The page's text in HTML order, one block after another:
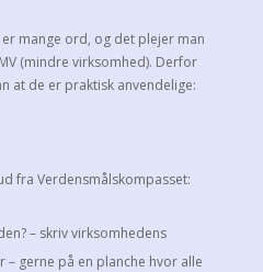
mange ord, og det plejer man
(mindre virksomhed). Derfor
at de er praktisk anvendelige:
fra Verdensmålskompasset:
– skriv virksomhedens
gerne på en planche hvor alle